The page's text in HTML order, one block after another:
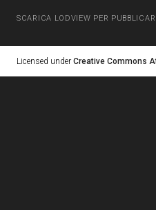
SCARICA LODVIEW PER
Licensed under Creative Commons